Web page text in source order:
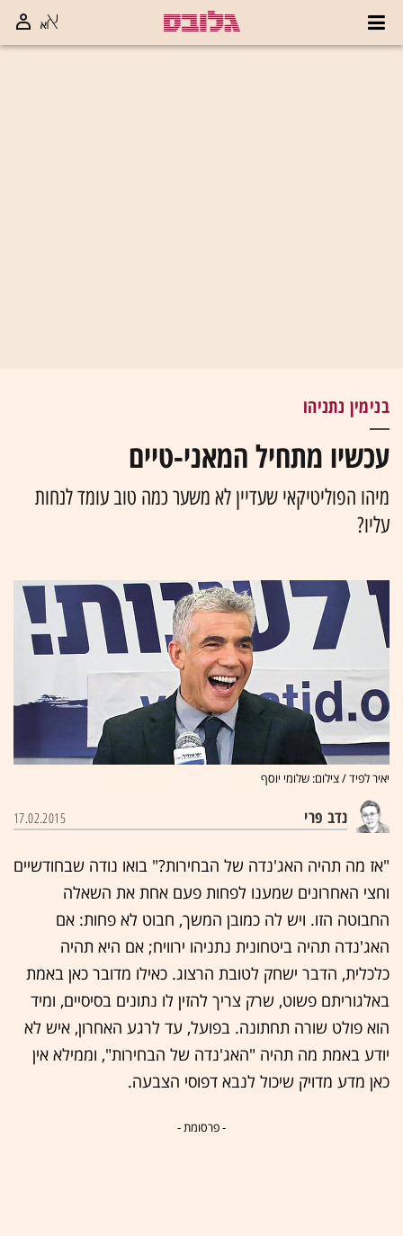
בנימין נתניהו
עכשיו מתחיל המאני-טיים
מיהו הפוליטיקאי שעדיין לא משער כמה טוב עומד לנחות
עליו?
יאיר לפיד / צילום: שלומי יוסף
נדב פרי 17.02.2015
"אז מה תהיה האג'נדה של הבחירות?" בואו נודה שבחודשיים
וחצי האחרונים שמענו לפחות פעם אחת את השאלה
החבוטה הזו. ויש לה כמובן המשך, חבוט לא פחות: אם
האג'נדה תהיה ביטחונית נתניהו ירוויח; אם היא תהיה
כלכלית, הדבר ישחק לטובת הרצוג. כאילו מדובר כאן באמת
באלגוריתם פשוט, שרק צריך להזין לו נתונים בסיסיים, ומיד
הוא פולט שורה תחתונה. בפועל, עד לרגע האחרון, איש לא
יודע באמת מה תהיה "האג'נדה של הבחירות", וממילא אין
כאן מדע מדויק שיכול לנבא דפוסי הצבעה.
- פרסומת -